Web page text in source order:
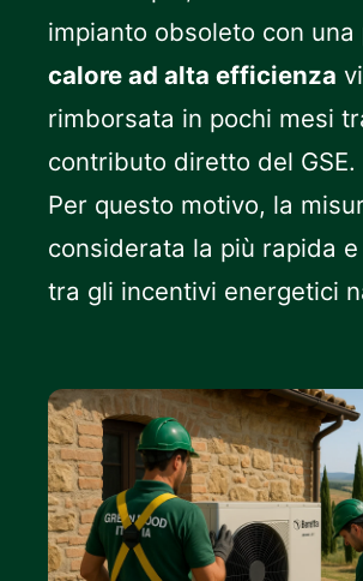
impianto obsoleto con una
calore ad alta efficienza
rimborsata in pochi mesi
contributo diretto del GSE.
Per questo motivo, la
considerata la più rapida
tra gli incentivi energetici